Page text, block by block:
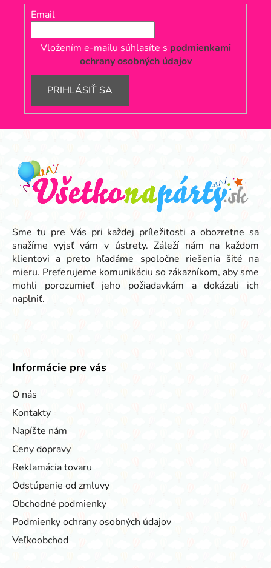
Email
Vložením e-mailu súhlasíte s podmienkami
ochrany osobných údajov
PRIHLÁSIŤ SA
Z
Sme tu pre Vás pri každej príležitosti a obozretne sa
snažíme vyjsť vám v ústrety. Záleží nám na každom
klientovi a preto hľadáme spoločne riešenia šité na
mieru. Preferujeme komunikáciu so zákazníkom, aby sme
mohli porozumieť jeho požiadavkám a dokázali ich
naplniť.
Informácie pre vás
O nás
Kontakty
Napíšte nám
Ceny dopravy
Reklamácia tovaru
Odstúpenie od zmluvy
Obchodné podmienky
Podmienky ochrany osobných údajov
Veľkoobchod